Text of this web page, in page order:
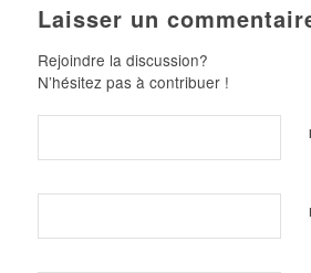
Laisser un
Rejoindre la discussion?
N’hésitez pas à contribuer !